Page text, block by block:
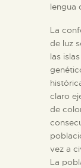
lengua
La
de luz
las
claro
de
vez a
La